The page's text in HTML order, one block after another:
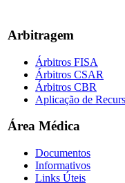
Arbitragem
Árbitros FISA
Árbitros CSAR
Árbitros CBR
Aplicação de
Área Médica
Documentos
Informativos
Links Úteis